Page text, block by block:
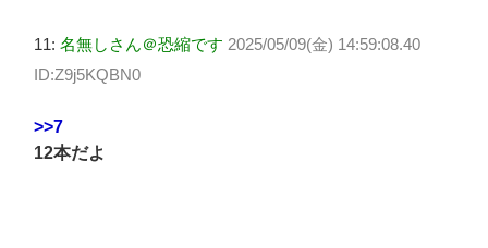
11: 名無しさん＠恐縮です 2025/05/09(金) 14:59:08.40
ID:Z9j5KQBN0
>>7
12本だよ